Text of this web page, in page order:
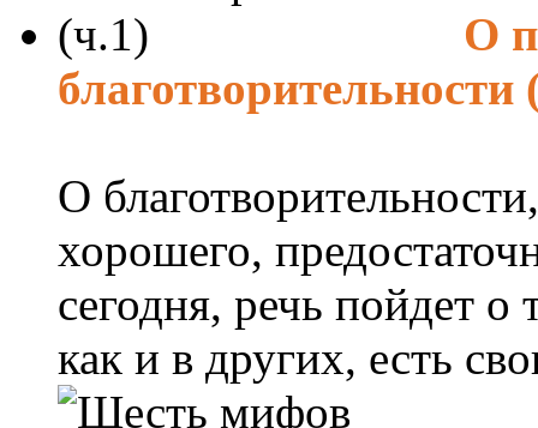
О
благотворительности
О
хорошего,
сегодня, речь пойдет
как и в других, есть